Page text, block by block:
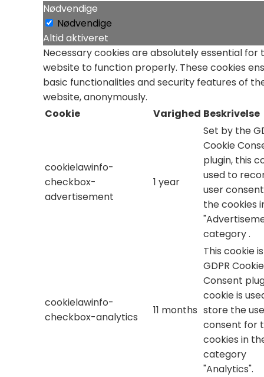
Nødvendige
Nødvendige
Altid aktiveret
Necessary cookies are absolutely essential for
website to function properly. These cookies
basic functionalities and security features of
website, anonymously.
Cookie
Varighed Beskrivelse
cookielawinfo-
checkbox-
advertisement
1 year
Set by the
Cookie
plugin, this
used to
user
the cookies
category .
cookielawinfo-
checkbox-analytics
11 months
This cookie
GDPR Cookie
Consent
cookie is
store the
consent for
cookies in
category
"Analytics".